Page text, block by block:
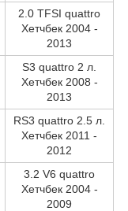
2.0 TFSI quattro
Хетчбек 2004 -
2013
S3 quattro 2 л.
Хетчбек 2008 -
2013
RS3 quattro 2.5 л.
Хетчбек 2011 -
2012
3.2 V6 quattro
Хетчбек 2004 -
2009